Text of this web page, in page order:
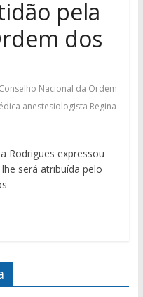
pela
dos
Conselho Nacional da Ordem
anestesiologista Regina
Rodrigues expressou
será atribuída pelo